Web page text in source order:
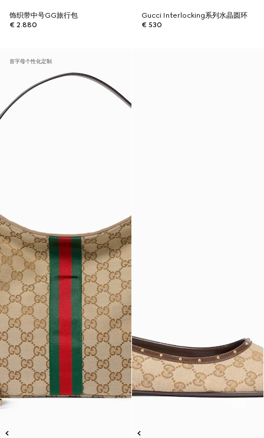
饰织带中号GG旅行包
€ 2.880
Gucci Interlocking系列水晶圆环
€ 530
首字母个性化定制